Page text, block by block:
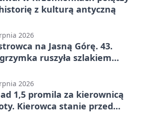
z kulturą antyczną
2026
na Jasną Górę. 43.
ruszyła szlakiem
2026
1,5 promila za kierownicą
Kierowca stanie przed